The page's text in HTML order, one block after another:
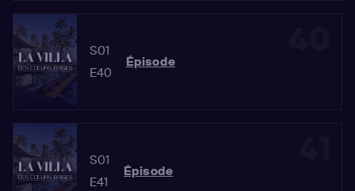
S01
E40
Épisode
S01
E41
Épisode